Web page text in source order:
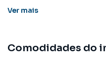
São dois quartos, WC
Ver mais
Comodidades do